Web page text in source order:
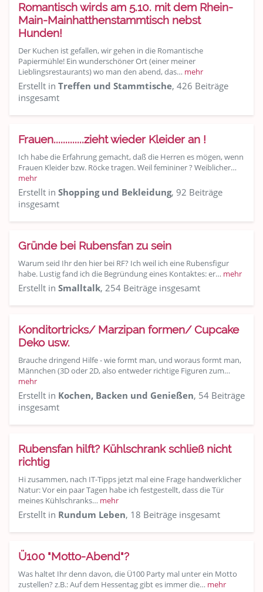
Romantisch wirds am 5.10. mit dem Rhein-
Main-Mainhatthenstammtisch nebst
Hunden!
Der Kuchen ist gefallen, wir gehen in die Romantische
Papiermühle! Ein wunderschöner Ort (einer meiner
Lieblingsrestaurants) wo man den abend, das… mehr
Erstellt in Treffen und Stammtische, 426 Beiträge
insgesamt
Frauen.............zieht wieder Kleider an !
Ich habe die Erfahrung gemacht, daß die Herren es mögen, wenn
Frauen Kleider bzw. Röcke tragen. Weil femininer ? Weiblicher…
mehr
Erstellt in Shopping und Bekleidung, 92 Beiträge
insgesamt
Gründe bei Rubensfan zu sein
Warum seid Ihr den hier bei RF? Ich weil ich eine Rubensfigur
habe. Lustig fand ich die Begründung eines Kontaktes: er… mehr
Erstellt in Smalltalk, 254 Beiträge insgesamt
Konditortricks/ Marzipan formen/ Cupcake
Deko usw.
Brauche dringend Hilfe - wie formt man, und woraus formt man,
Männchen (3D oder 2D, also entweder richtige Figuren zum…
mehr
Erstellt in Kochen, Backen und Genießen, 54 Beiträge
insgesamt
Rubensfan hilft? Kühlschrank schließ nicht
richtig
Hi zusammen, nach IT-Tipps jetzt mal eine Frage handwerklicher
Natur: Vor ein paar Tagen habe ich festgestellt, dass die Tür
meines Kühlschranks… mehr
Erstellt in Rundum Leben, 18 Beiträge insgesamt
Ü100 "Motto-Abend"?
Was haltet Ihr denn davon, die Ü100 Party mal unter ein Motto
zustellen? z.B.: Auf dem Hessentag gibt es immer die… mehr